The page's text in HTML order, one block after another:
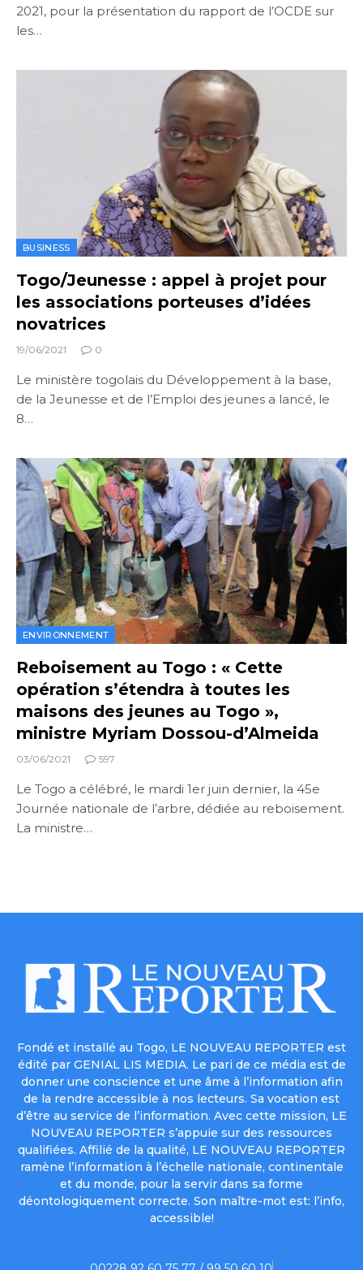
2021, pour la présentation du rapport de l’OCDE sur
les…
BUSINESS
Togo/Jeunesse : appel à projet pour
les associations porteuses d’idées
novatrices
19/06/2021 0
Le ministère togolais du Développement à la base,
de la Jeunesse et de l’Emploi des jeunes a lancé, le
8…
ENVIRONNEMENT
Reboisement au Togo : « Cette
opération s’étendra à toutes les
maisons des jeunes au Togo »,
ministre Myriam Dossou-d’Almeida
03/06/2021 597
Le Togo a célébré, le mardi 1er juin dernier, la 45e
Journée nationale de l’arbre, dédiée au reboisement.
La ministre…
Fondé et installé au Togo, LE NOUVEAU REPORTER est
édité par GENIAL LIS MEDIA. Le pari de ce média est de
donner une conscience et une âme à l’information afin
de la rendre accessible à nos lecteurs. Sa vocation est
d’être au service de l’information. Avec cette mission, LE
NOUVEAU REPORTER s’appuie sur des ressources
qualifiées. Affilié de la qualité, LE NOUVEAU REPORTER
ramène l’information à l’échelle nationale, continentale
et du monde, pour la servir dans sa forme
déontologiquement correcte. Son maître-mot est: l’info,
accessible!